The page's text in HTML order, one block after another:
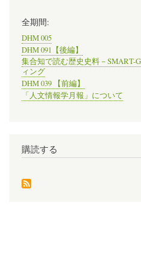
全期間:
DHM 005
DHM 091【後編】
集合知で読む歴史史料－SMART-
ィング
DHM 039 【前編】
「人文情報学月報」について
購読する